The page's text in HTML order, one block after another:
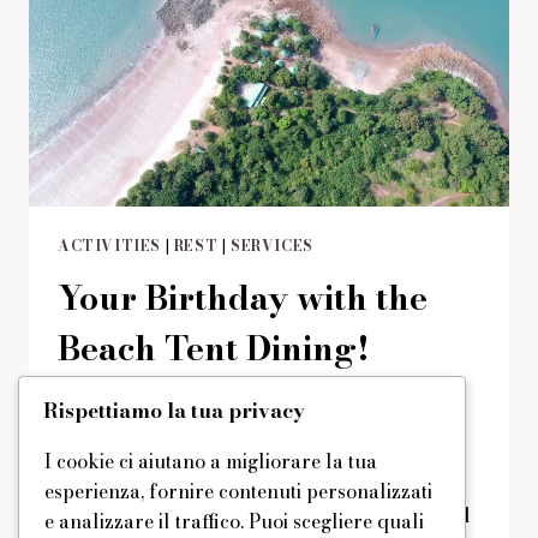
ACTIVITIES | REST | SERVICES
Your Birthday with the
Beach Tent Dining!
Di domus 29/08/2019
A special offer for those who want to
celebrate a birthday at the beach – if you
love the sound of the sea, the live music and
Rispettiamo la tua privacy
I cookie ci aiutano a migliorare la tua
esperienza, fornire contenuti personalizzati
e analizzare il traffico. Puoi scegliere quali